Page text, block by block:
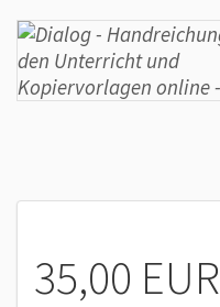
35,00 EUR